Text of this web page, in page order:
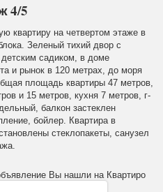
4/5
квартиру на четвертом этаже в
Зеленый тихий двор с
садиком, в доме
и рынок в 120 метрах, до моря
площадь квартиры 47 метров,
и 15 метров, кухня 7 метров, г-
балкон застеклен
бойлер. Квартира в
стеклопакеты, санузел
Вы нашли на Квартиро